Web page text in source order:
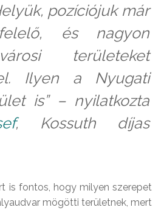
pozíciójuk már
és nagyon
területeket
Ilyen a Nyugati
is” – nyilatkozta
, Kossuth díjas
is fontos, hogy milyen szerepet
mögötti területnek, mert